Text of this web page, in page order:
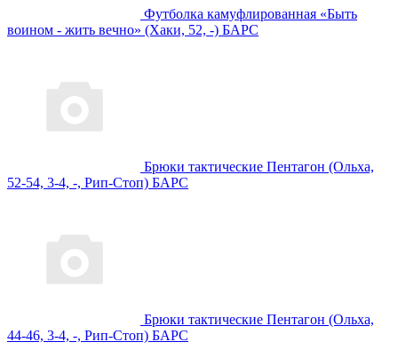
Футболка камуфлированная «Быть
воином - жить вечно» (Хаки, 52, -) БАРС
Брюки тактические Пентагон (Ольха,
52-54, 3-4, -, Рип-Стоп) БАРС
Брюки тактические Пентагон (Ольха,
44-46, 3-4, -, Рип-Стоп) БАРС